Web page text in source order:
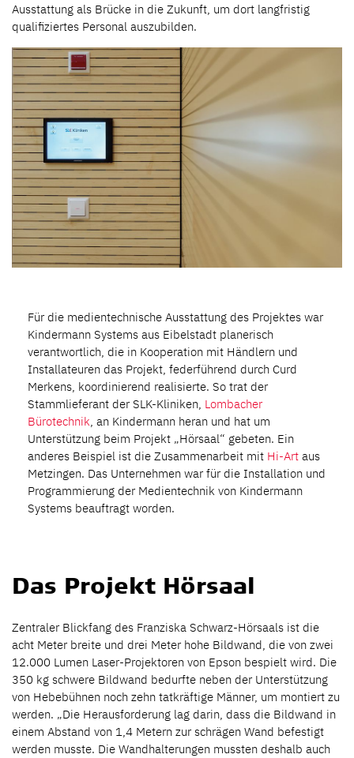
Ausstattung als Brücke in die Zukunft, um dort langfristig
qualifiziertes Personal auszubilden.
Für die medientechnische Ausstattung des Projektes war
Kindermann Systems aus Eibelstadt planerisch
verantwortlich, die in Kooperation mit Händlern und
Installateuren das Projekt, federführend durch Curd
Merkens, koordinierend realisierte. So trat der
Stammlieferant der SLK-Kliniken, Lombacher
Bürotechnik, an Kindermann heran und hat um
Unterstützung beim Projekt „Hörsaal“ gebeten. Ein
anderes Beispiel ist die Zusammenarbeit mit Hi-Art aus
Metzingen. Das Unternehmen war für die Installation und
Programmierung der Medientechnik von Kindermann
Systems beauftragt worden.
Das Projekt Hörsaal
Zentraler Blickfang des Franziska Schwarz-Hörsaals ist die
acht Meter breite und drei Meter hohe Bildwand, die von zwei
12.000 Lumen Laser-Projektoren von Epson bespielt wird. Die
350 kg schwere Bildwand bedurfte neben der Unterstützung
von Hebebühnen noch zehn tatkräftige Männer, um montiert zu
werden. „Die Herausforderung lag darin, dass die Bildwand in
einem Abstand von 1,4 Metern zur schrägen Wand befestigt
werden musste. Die Wandhalterungen mussten deshalb auch